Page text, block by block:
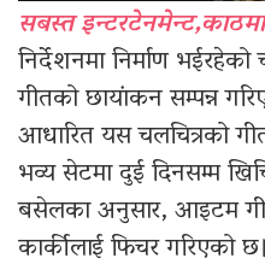
सबस्त
निर्देशनमा निर्माण
गीतको छायांकन सम्पन्न
आधारित यस चलचित्रको
भव्य सेटमा दुई दिनसम्म
बसेलका अनुसार, आइटम
कार्कीलाई फिचर गरिएको छ।